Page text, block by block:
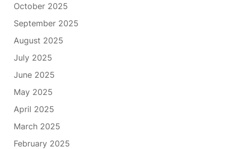
October 2025
September 2025
August 2025
July 2025
June 2025
May 2025
April 2025
March 2025
February 2025